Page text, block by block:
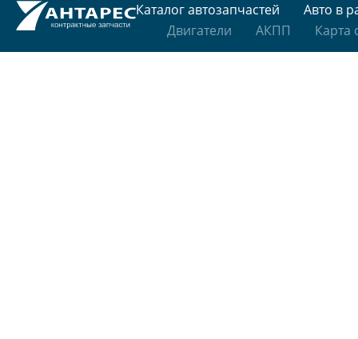
Каталог автозапчастей
Авто в
Двигатели
АКПП Карта